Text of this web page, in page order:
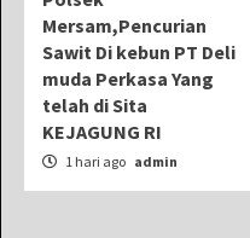
Mersam,Pencurian
Sawit Di kebun PT Deli
muda Perkasa Yang
telah di Sita
KEJAGUNG RI
1 hari ago admin